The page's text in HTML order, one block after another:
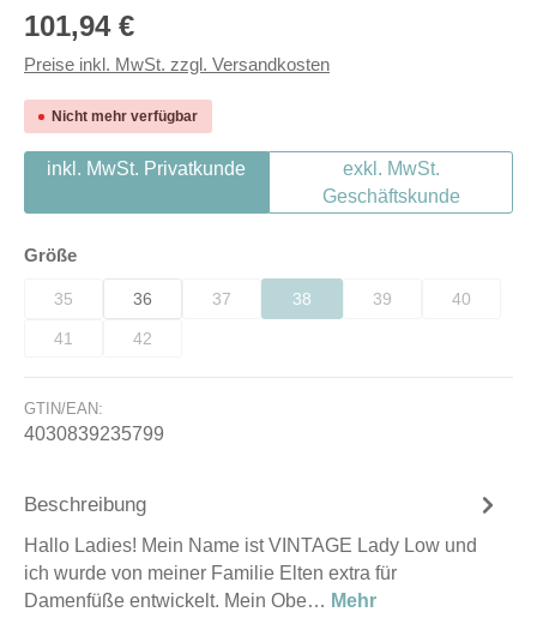
Regulärer Preis:
101,94 €
Preise inkl. MwSt. zzgl. Versandkosten
Nicht mehr verfügbar
inkl. MwSt. Privatkunde
exkl. MwSt.
Geschäftskunde
Größeauswählen
35 36 37
(Diese Option ist zurzeit nicht verfügbar.)
38
(Diese Option ist zurzeit nicht
39 40
41 42
GTIN/EAN:
4030839235799
Beschreibung
Hallo Ladies! Mein Name ist VINTAGE Lady Low und
ich wurde von meiner Familie Elten extra für
Damenfüße entwickelt. Mein Obe… Mehr